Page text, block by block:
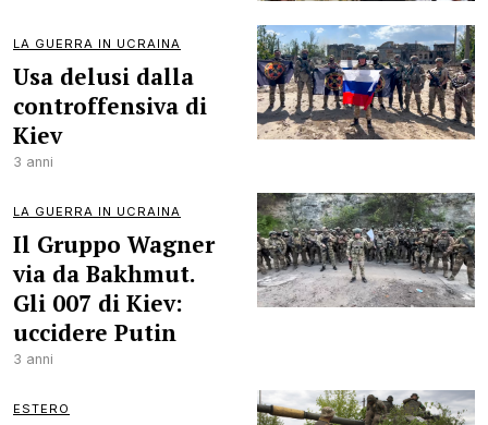
LA GUERRA IN UCRAINA
Usa delusi dalla
controffensiva di
Kiev
3 anni
LA GUERRA IN UCRAINA
Il Gruppo Wagner
via da Bakhmut.
Gli 007 di Kiev:
uccidere Putin
3 anni
ESTERO